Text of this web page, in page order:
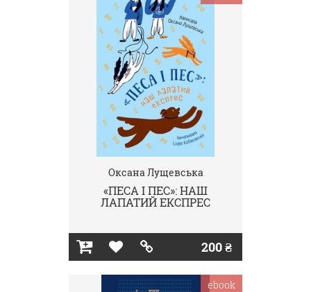
Оксана Лущевська
«ПЕСА І ПЕС»: НАШ
ЛАПАТИЙ ЕКСПРЕС
200 ₴
ebook